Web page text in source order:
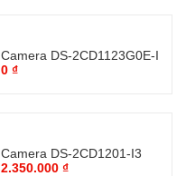
Camera DS-2CD1123G0E-I
0 ₫
Camera DS-2CD1201-I3
2.350.000 ₫